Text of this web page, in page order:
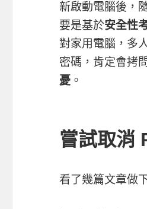
新啟動電腦後，
要是基於安全性
對家用電腦，多
密碼，肯定會拷
憂 。
嘗試取消
看了幾篇文章做